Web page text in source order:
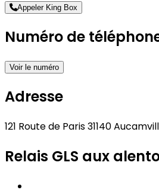
Appeler King Box
Numéro de
Voir le numéro
Adresse
121 Route de Paris 31140
Relais GLS aux